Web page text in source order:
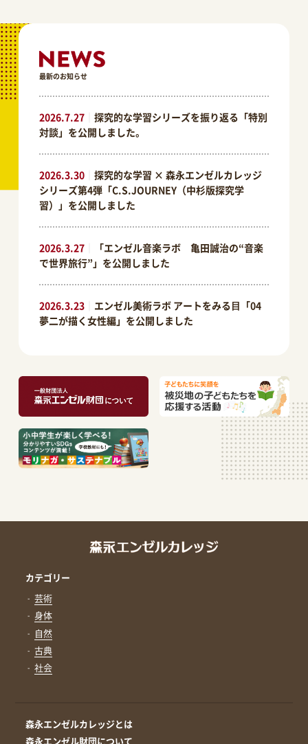
最新のお知らせ
2026.7.27｜ 探究的な学習シリーズを振り返る「特別
対談」を公開しました。
2026.3.30｜ 探究的な学習 × 森永エンゼルカレッジ
シリーズ第4弾「C.S.JOURNEY（中杉版探究学
習）」を公開しました
2026.3.27｜
「エンゼル音楽ラボ 亀田誠治の“音楽
で世界旅行”」を公開しました
2026.3.23｜ エンゼル美術ラボ アートをみる⽬「04
夢二が描く女性編」を公開しました
カテゴリー
芸術
身体
自然
古典
社会
森永エンゼルカレッジとは
森永エンゼル財団について